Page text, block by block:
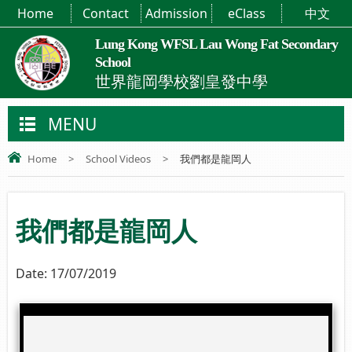
Lung Kong WFSL Lau Wong Fat Secondary
School
世界龍岡學校劉皇發中學
Home Contact Admission eClass 中文
MENU
Home > School Videos > 我們都是龍岡人
我們都是龍岡人
Date: 17/07/2019